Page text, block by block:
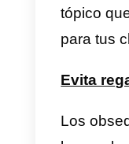
para